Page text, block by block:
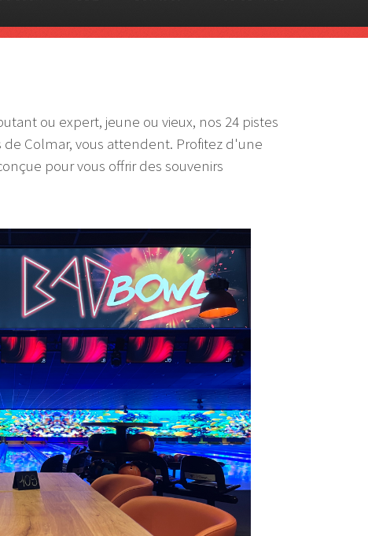
ou expert, jeune ou vieux, nos 24 pistes
Colmar, vous attendent. Profitez d'une
pour vous offrir des souvenirs